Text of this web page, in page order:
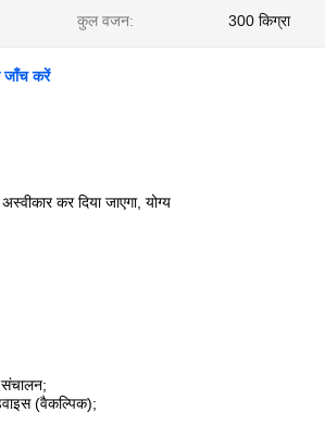
कुल वजन: 300 किग्रा
जाँच करें
कर दिया जाएगा, योग्य
(वैकल्पिक);